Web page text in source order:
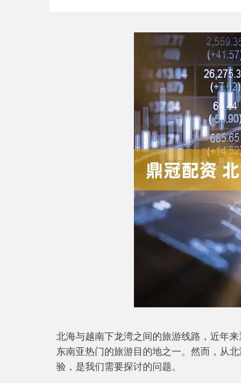
北海与越南下龙湾之间的旅游线路，近年
东南亚热门的旅游目的地之一。然而，从
验，是我们需要探讨的问题。